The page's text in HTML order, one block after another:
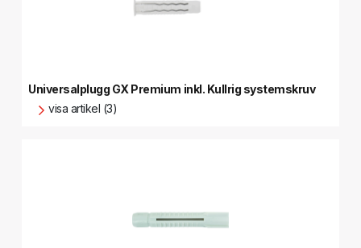
Universalplugg GX Premium inkl. Kullrig systemskruv
visa artikel (3)